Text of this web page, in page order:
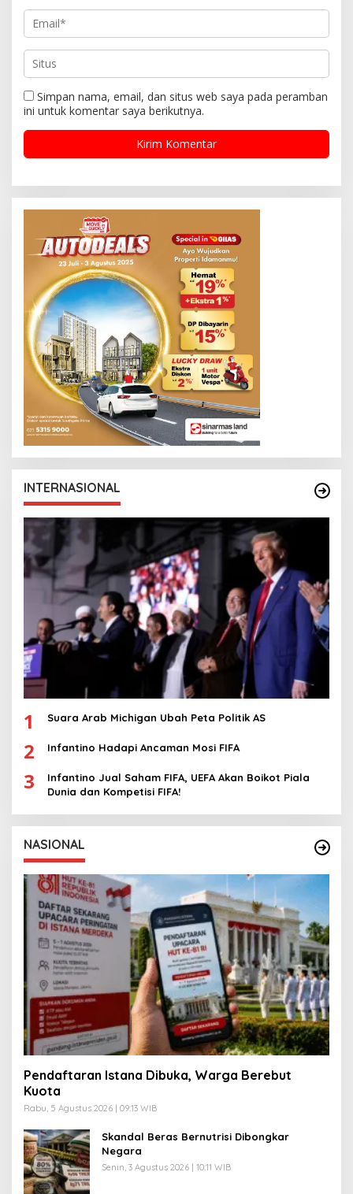
Simpan nama, email, dan situs web saya pada peramban
ini untuk komentar saya berikutnya.
INTERNASIONAL
1 Suara Arab Michigan Ubah Peta Politik AS
2 Infantino Hadapi Ancaman Mosi FIFA
3
Infantino Jual Saham FIFA, UEFA Akan Boikot Piala
Dunia dan Kompetisi FIFA!
NASIONAL
Pendaftaran Istana Dibuka, Warga Berebut
Kuota
Rabu, 5 Agustus 2026 | 09:13 WIB
Skandal Beras Bernutrisi Dibongkar
Negara
Senin, 3 Agustus 2026 | 10:11 WIB